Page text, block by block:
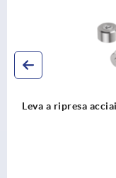
Leva a ripresa